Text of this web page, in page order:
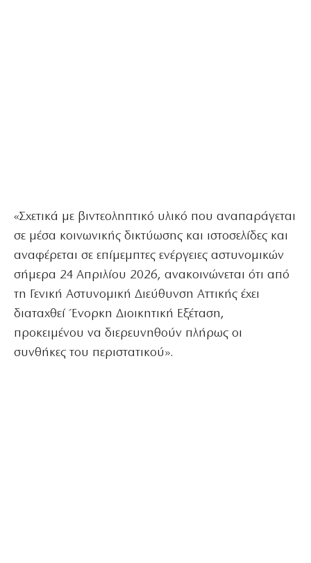
«Σχετικά με βιντεοληπτικό υλικό που αναπαράγεται
σε μέσα κοινωνικής δικτύωσης και ιστοσελίδες και
αναφέρεται σε επίμεμπτες ενέργειες αστυνομικών
σήμερα 24 Απριλίου 2026, ανακοινώνεται ότι από
τη Γενική Αστυνομική Διεύθυνση Αττικής έχει
διαταχθεί Ένορκη Διοικητική Εξέταση,
προκειμένου να διερευνηθούν πλήρως οι
συνθήκες του περιστατικού».